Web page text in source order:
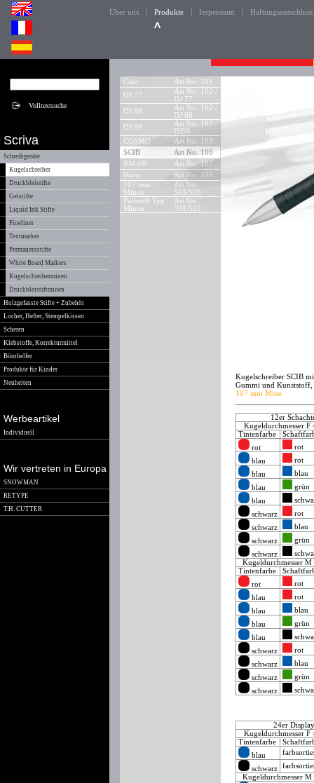
Über uns Produkte Impressum Haftungsausschluss
Scriva
Schreibgeräte
Kugelschreiber
Druckbleistifte
Gelstifte
Liquid Ink Stifte
Fineliner
Textmarker
Permanentstifte
White Board Markers
Kugelschreiberminen
Druckbleistiftminen
Holzgefasste Stifte + Zubehör
Locher, Hefter, Stempelkissen
Scheren
Klebstoffe, Korrekturmittel
Bürohelfer
Produkte für Kinder
Neuheiten
Werbeartikel
Individuell
Wir vertreten in Europa
SNOWMAN
RETYPE
T.H. CUTTER
Cino
Art No. 101
DJ 77
Art No. 102 /
DJ 77
DJ 88
Art No. 102 /
DJ 88
DJ 99
Art No. 102 /
DJ99
COSMO
Art No. 103
SCIB
Art No. 106
RM-68
Art No. 107
Büro
Art No. 108
107 mm
Minen
Art No.
505/506
Parker® Typ
Minen
Art No.
501/502
Kugelschreiber SCIB
Gummi und Kunststoff,
107 mm Mine
12er
Kugeldurchmesser F
Tintenfarbe
rot
rot
blau
rot
blau
blau
blau
grün
blau
schwarz
rot
schwarz
blau
schwarz
grün
schwarz
Kugeldurchmesser
Tintenfarbe
rot
rot
blau
rot
blau
blau
blau
grün
blau
schwarz
rot
schwarz
blau
schwarz
grün
schwarz
24er Display
Kugeldurchmesser F
Tintenfarbe
blau
schwarz
Kugeldurchmesser M